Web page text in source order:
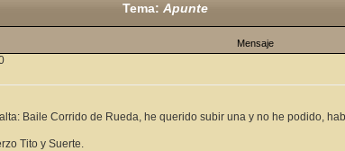
Tema: Apunte
Mensaje
Baile Corrido de Rueda, he querido subir una y no he podido,
Tito y Suerte.